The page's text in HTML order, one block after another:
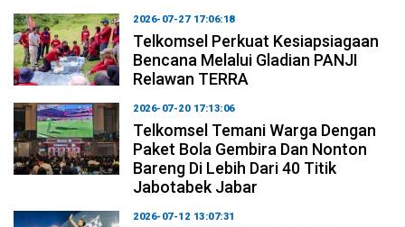
2026-07-27 17:06:18
Telkomsel Perkuat Kesiapsiagaan
Bencana Melalui Gladian PANJI
Relawan TERRA
2026-07-20 17:13:06
Telkomsel Temani Warga Dengan
Paket Bola Gembira Dan Nonton
Bareng Di Lebih Dari 40 Titik
Jabotabek Jabar
2026-07-12 13:07:31